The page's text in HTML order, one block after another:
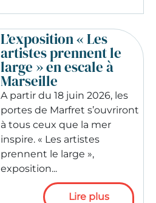
L’exposition « Les
artistes prennent le
large » en escale à
Marseille
A partir du 18 juin 2026, les
portes de Marfret s’ouvriront
à tous ceux que la mer
inspire. « Les artistes
prennent le large »,
exposition...
Lire plus